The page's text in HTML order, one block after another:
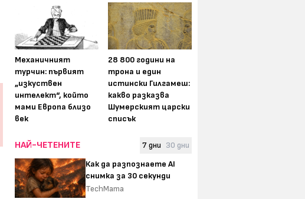
Механичният
турчин: първият
„изкуствен
интелект“, който
мами Европа близо
век
28 800 години на
трона и един
истински Гилгамеш:
какво разказва
Шумерският царски
списък
НАЙ-ЧЕТЕНИТЕ 7 дни 30 дни
Как да разпознаете AI
снимка за 30 секунди
TechMama